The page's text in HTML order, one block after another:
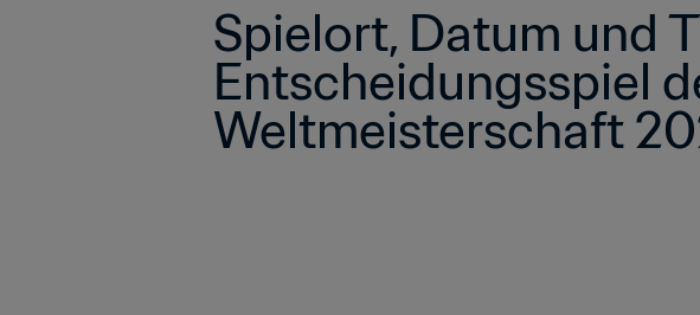
Spielort, Datum und
Entscheidungsspiel
Weltmeisterschaft